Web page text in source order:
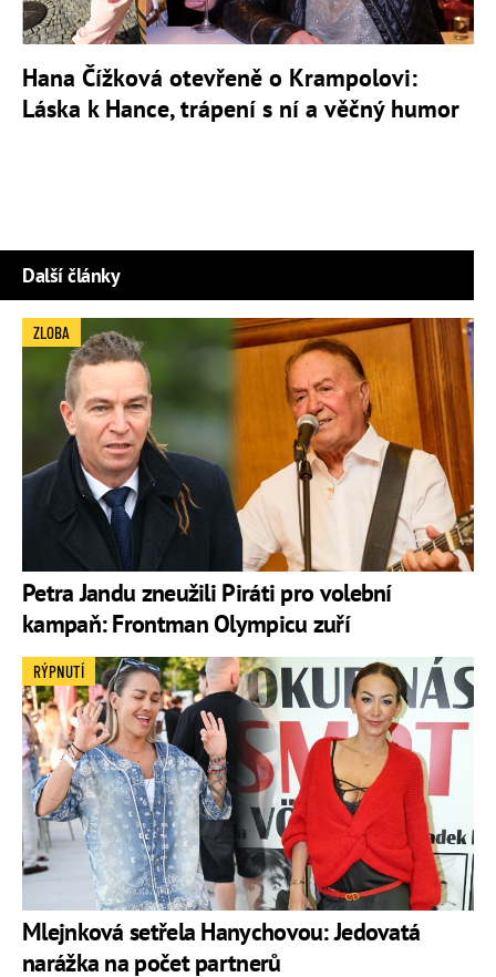
Hana Čížková otevřeně o Krampolovi:
Láska k Hance, trápení s ní a věčný humor
Další články
Petra Jandu zneužili Piráti pro volební
kampaň: Frontman Olympicu zuří
ZLOBA
Mlejnková setřela Hanychovou: Jedovatá
narážka na počet partnerů
RÝPNUTÍ